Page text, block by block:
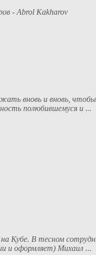
- Abrol Kakharov
вновь и вновь,
полюбившемуся и ...
Кубе. В тесном
и оформляет) Михаил ...